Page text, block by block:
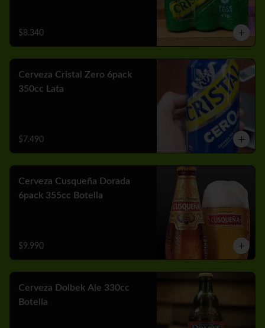
$8.340
Cerveza Cristal Zero 6pack
350cc Lata
$7.490
Cerveza Cusqueña Dorada
6pack 355cc Botella
$9.990
Cerveza Dolbek Ale 330cc
Botella